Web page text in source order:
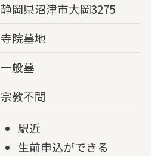
静岡県沼津市大岡3275
寺院墓地
一般墓
宗教不問
駅近
生前申込ができる